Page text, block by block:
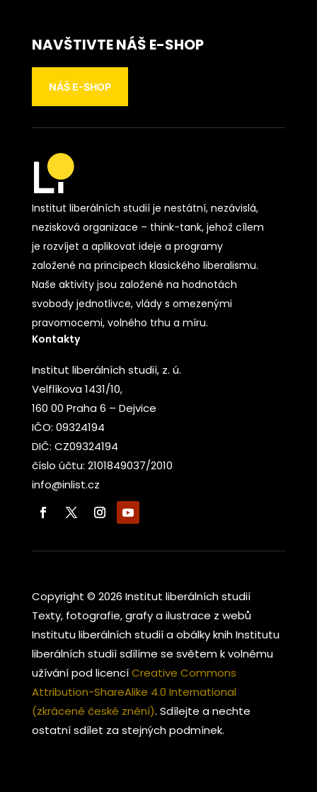
NAVŠTIVTE NÁŠ E-SHOP
NÁŠ E-SHOP
Institut liberálních studií je nestátní, nezávislá,
nezisková organizace – think-tank, jehož cílem
je rozvíjet a aplikovat ideje a programy
založené na principech klasického liberalismu.
Naše aktivity jsou založené na hodnotách
svobody jednotlivce, vlády s omezenými
pravomocemi, volného trhu a míru.
Kontakty
Institut liberálních studií, z. ú.
Velflíkova 1431/10,
160 00 Praha 6 – Dejvice
IČO: 09324194
DIČ: CZ09324194
číslo účtu: 2101849037/2010
info@inlist.cz
Copyright © 2026 Institut liberálních studií
Texty, fotografie, grafy a ilustrace z webů
Institutu liberálních studií a obálky knih Institutu
liberálních studií sdílíme se světem k volnému
užívání pod licencíCreative Commons
Attribution-ShareAlike 4.0 International
(zkrácené české znění). Sdílejte a nechte
ostatní sdílet za stejných podmínek.